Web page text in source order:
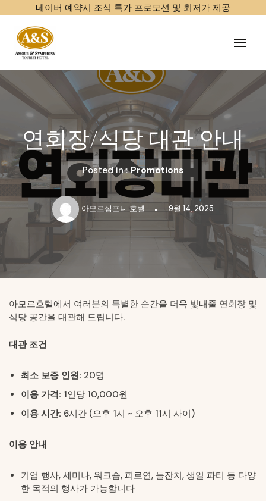
Skip
to
content
네이버 예약시 조식 특가 프로모션 및 최저가 제공
연회장/식당 대관 안내
Posted in : Promotions
아모르심포니 호텔 9월 14, 2025
아모르호텔에서 여러분의 특별한 순간을 더욱 빛내줄 연회장 및
식당 공간을 대관해 드립니다.
대관 조건
최소 보증 인원: 20명
이용 가격: 1인당 10,000원
이용 시간: 6시간 (오후 1시 ~ 오후 11시 사이)
이용 안내
기업 행사, 세미나, 워크숍, 피로연, 돌잔치, 생일 파티 등 다양
한 목적의 행사가 가능합니다